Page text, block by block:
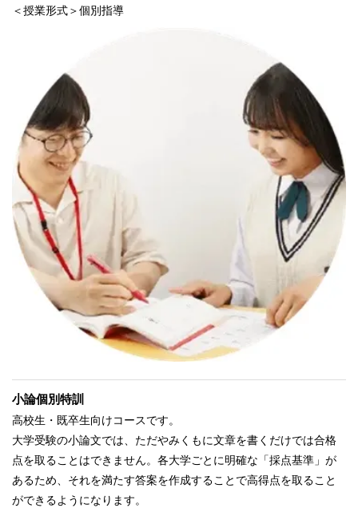
＜授業形式＞個別指導
小論個別特訓
高校生・既卒生向けコースです。
大学受験の小論文では、ただやみくもに文章を書くだけでは合格
点を取ることはできません。各大学ごとに明確な「採点基準」が
あるため、それを満たす答案を作成することで高得点を取ること
ができるようになります。